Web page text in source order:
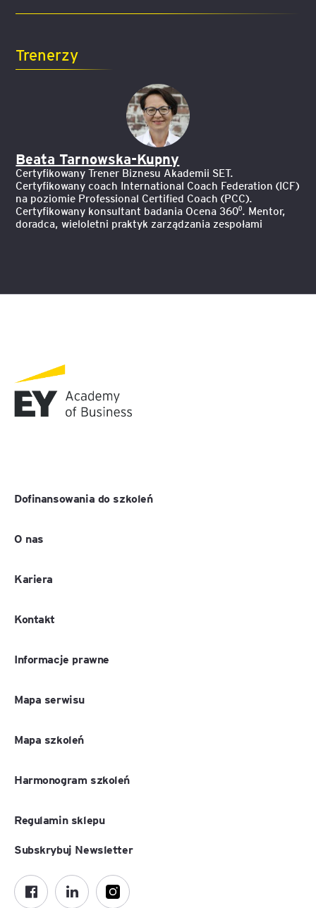
Trenerzy
Beata Tarnowska-Kupny
Certyfikowany Trener Biznesu Akademii SET.
Certyfikowany coach International Coach Federation (ICF)
na poziomie Professional Certified Coach (PCC).
Certyfikowany konsultant badania Ocena 360⁰. Mentor,
doradca, wieloletni praktyk zarządzania zespołami
Dofinansowania do szkoleń
O nas
Kariera
Kontakt
Informacje prawne
Mapa serwisu
Mapa szkoleń
Harmonogram szkoleń
Regulamin sklepu
Subskrybuj Newsletter